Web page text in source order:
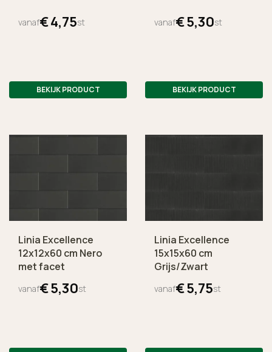
vanaf€4,75st
BEKIJK PRODUCT
vanaf€5,30st
BEKIJK PRODUCT
Linia Excellence
12x12x60 cm Nero
met facet
vanaf€5,30st
Linia Excellence
15x15x60 cm
Grijs/Zwart
vanaf€5,75st